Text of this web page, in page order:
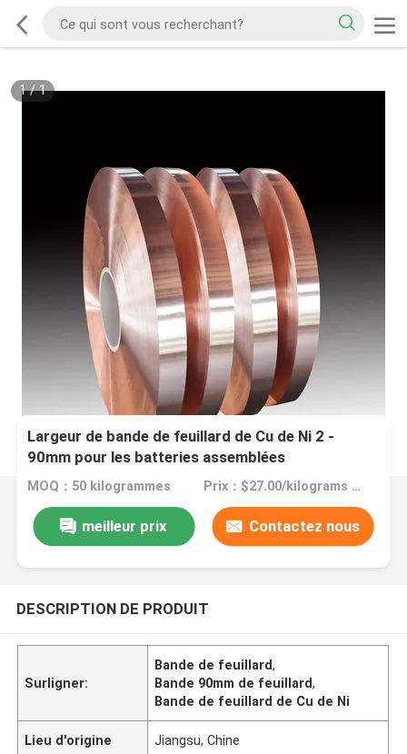
1/1
Largeur de bande de feuillard de Cu de Ni 2 -
90mm pour les batteries assemblées
MOQ：50 kilogrammes Prix：$27.00/kilograms >=50 kilograms
meilleur prix Contactez nous
DESCRIPTION DE PRODUIT
Surligner:
Bande de feuillard,
Bande 90mm de feuillard,
Bande de feuillard de Cu de Ni
Lieu d'origine Jiangsu, Chine